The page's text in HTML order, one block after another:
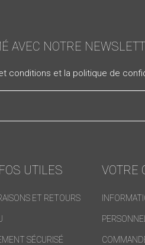
AVEC NOTRE
conditions et la politique de
UTILES
ET RETOURS
SÉCURISÉ
VOTRE